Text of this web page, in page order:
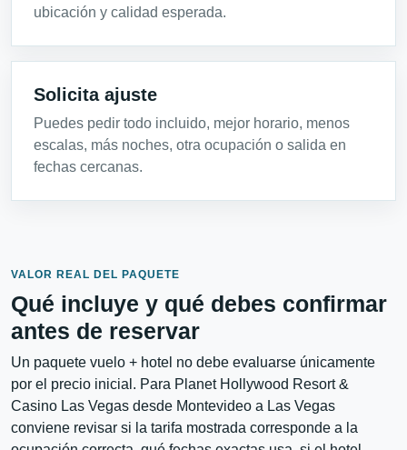
ubicación y calidad esperada.
Solicita ajuste
Puedes pedir todo incluido, mejor horario, menos
escalas, más noches, otra ocupación o salida en
fechas cercanas.
VALOR REAL DEL PAQUETE
Qué incluye y qué debes confirmar
antes de reservar
Un paquete vuelo + hotel no debe evaluarse únicamente
por el precio inicial. Para Planet Hollywood Resort &
Casino Las Vegas desde Montevideo a Las Vegas
conviene revisar si la tarifa mostrada corresponde a la